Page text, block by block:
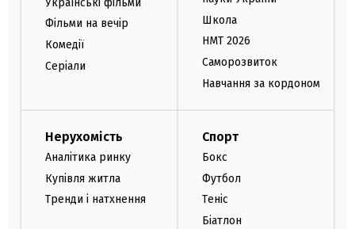
Фільми на вечір
Комедії
Серіали
Школа
НМТ 2026
Саморозвиток
Навчання за кордоном
Нерухомість
Аналітика ринку
Купівля житла
Тренди і натхнення
Спорт
Бокс
Футбол
Теніс
Біатлон